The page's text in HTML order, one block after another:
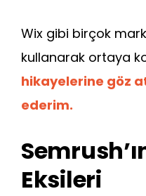
Wix gibi birçok
kullanarak ortaya
hikayelerine göz
ederim.
Eksileri